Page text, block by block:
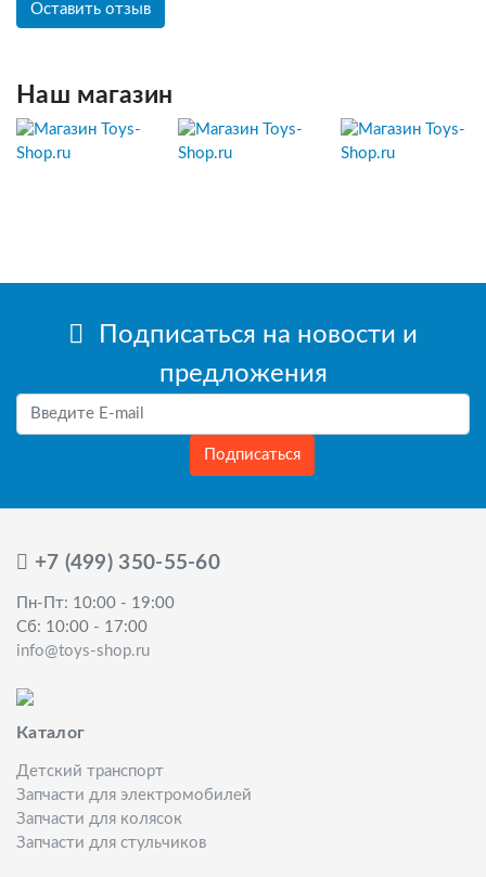
Оставить отзыв
Наш магазин
Подписаться на новости и
предложения
Подписаться
+7 (499) 350-55-60
Пн-Пт: 10:00 - 19:00
Сб: 10:00 - 17:00
info@toys-shop.ru
Каталог
Детский транспорт
Запчасти для электромобилей
Запчасти для колясок
Запчасти для стульчиков